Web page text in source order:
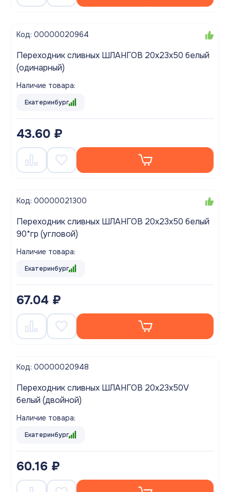
Код: 00000020964
Переходник сливных ШЛАНГОВ 20х23х50 белый
(одинарный)
Наличие товара:
Екатеринбург
43.60 ₽
Код: 00000021300
Переходник сливных ШЛАНГОВ 20х23х50 белый
90*гр (угловой)
Наличие товара:
Екатеринбург
67.04 ₽
Код: 00000020948
Переходник сливных ШЛАНГОВ 20х23х50V
белый (двойной)
Наличие товара:
Екатеринбург
60.16 ₽